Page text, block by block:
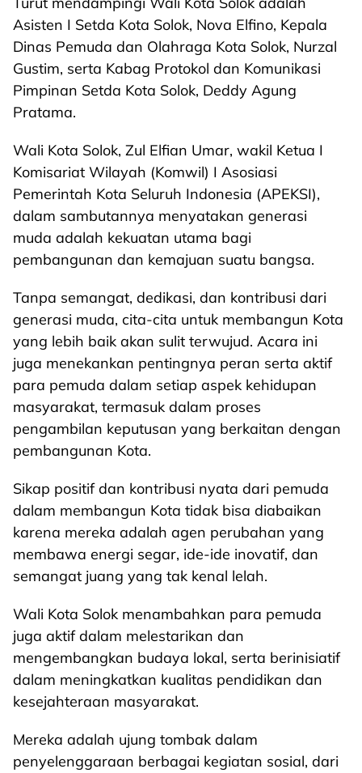
Asisten I Setda Kota Solok, Nova Elfino, Kepala
Dinas Pemuda dan Olahraga Kota Solok, Nurzal
Gustim, serta Kabag Protokol dan Komunikasi
Pimpinan Setda Kota Solok, Deddy Agung
Pratama.
Wali Kota Solok, Zul Elfian Umar, wakil Ketua I
Komisariat Wilayah (Komwil) I Asosiasi
Pemerintah Kota Seluruh Indonesia (APEKSI),
dalam sambutannya menyatakan generasi
muda adalah kekuatan utama bagi
pembangunan dan kemajuan suatu bangsa.
Tanpa semangat, dedikasi, dan kontribusi dari
generasi muda, cita-cita untuk membangun Kota
yang lebih baik akan sulit terwujud. Acara ini
juga menekankan pentingnya peran serta aktif
para pemuda dalam setiap aspek kehidupan
masyarakat, termasuk dalam proses
pengambilan keputusan yang berkaitan dengan
pembangunan Kota.
Sikap positif dan kontribusi nyata dari pemuda
dalam membangun Kota tidak bisa diabaikan
karena mereka adalah agen perubahan yang
membawa energi segar, ide-ide inovatif, dan
semangat juang yang tak kenal lelah.
Wali Kota Solok menambahkan para pemuda
juga aktif dalam melestarikan dan
mengembangkan budaya lokal, serta berinisiatif
dalam meningkatkan kualitas pendidikan dan
kesejahteraan masyarakat.
Mereka adalah ujung tombak dalam
penyelenggaraan berbagai kegiatan sosial, dari